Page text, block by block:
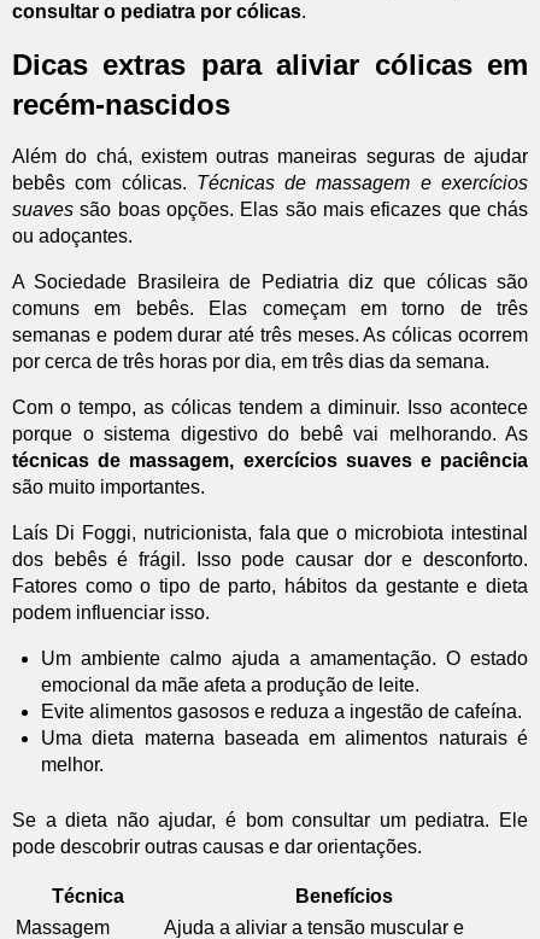
consultar o pediatra por cólicas.
Dicas extras para aliviar cólicas em
recém-nascidos
Além do chá, existem outras maneiras seguras de ajudar
bebês com cólicas. Técnicas de massagem e exercícios
suaves são boas opções. Elas são mais eficazes que chás
ou adoçantes.
A Sociedade Brasileira de Pediatria diz que cólicas são
comuns em bebês. Elas começam em torno de três
semanas e podem durar até três meses. As cólicas ocorrem
por cerca de três horas por dia, em três dias da semana.
Com o tempo, as cólicas tendem a diminuir. Isso acontece
porque o sistema digestivo do bebê vai melhorando. As
técnicas de massagem, exercícios suaves e paciência
são muito importantes.
Laís Di Foggi, nutricionista, fala que o microbiota intestinal
dos bebês é frágil. Isso pode causar dor e desconforto.
Fatores como o tipo de parto, hábitos da gestante e dieta
podem influenciar isso.
Um ambiente calmo ajuda a amamentação. O estado
emocional da mãe afeta a produção de leite.
Evite alimentos gasosos e reduza a ingestão de cafeína.
Uma dieta materna baseada em alimentos naturais é
melhor.
Se a dieta não ajudar, é bom consultar um pediatra. Ele
pode descobrir outras causas e dar orientações.
Técnica
Benefícios
Massagem
Ajuda a aliviar a tensão muscular e